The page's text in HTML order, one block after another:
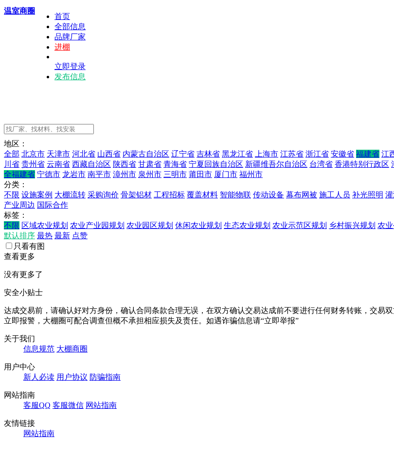
温室商圈
首页
全部信息
品牌厂家
进棚
立即登录
发布信息
地区：
全部 北京市 天津市 河北省 山西省 内蒙古自治区 辽宁省 吉林省 黑龙江省 上海市 江苏省 浙江省 安徽省 福建省 江
川省 贵州省 云南省 西藏自治区 陕西省 甘肃省 青海省 宁夏回族自治区 新疆维吾尔自治区 台湾省 香港特别行政区
全福建省 宁德市 龙岩市 南平市 漳州市 泉州市 三明市 莆田市 厦门市 福州市
分类：
不限 设施案例 大棚流转 采购询价 骨架铝材 工程招标 覆盖材料 智能物联 传动设备 幕布网被 施工人员 补光照明
产业周边 国际合作
标签：
不限 区域农业规划 农业产业园规划 农业园区规划 休闲农业规划 生态农业规划 农业示范区规划 乡村振兴规划 农业
默认排序 最热 最新 点赞
只看有图
查看更多
没有更多了
安全小贴士
达成交易前，请确认好对方身份，确认合同条款合理无误，在双方确认交易达成前不要进行任何财务转账，交易
立即报警，大棚圈可配合调查但概不承担相应损失及责任。如遇诈骗信息请“立即举报”
关于我们
信息规范 大棚商圈
用户中心
新人必读 用户协议 防骗指南
网站指南
客服QQ 客服微信 网站指南
友情链接
网站指南